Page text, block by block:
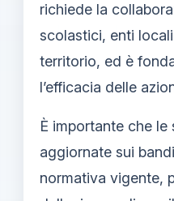
richiede la
scolastici, enti
territorio, ed è
l’efficacia delle
È importante che le
aggiornate sui
normativa vigente,